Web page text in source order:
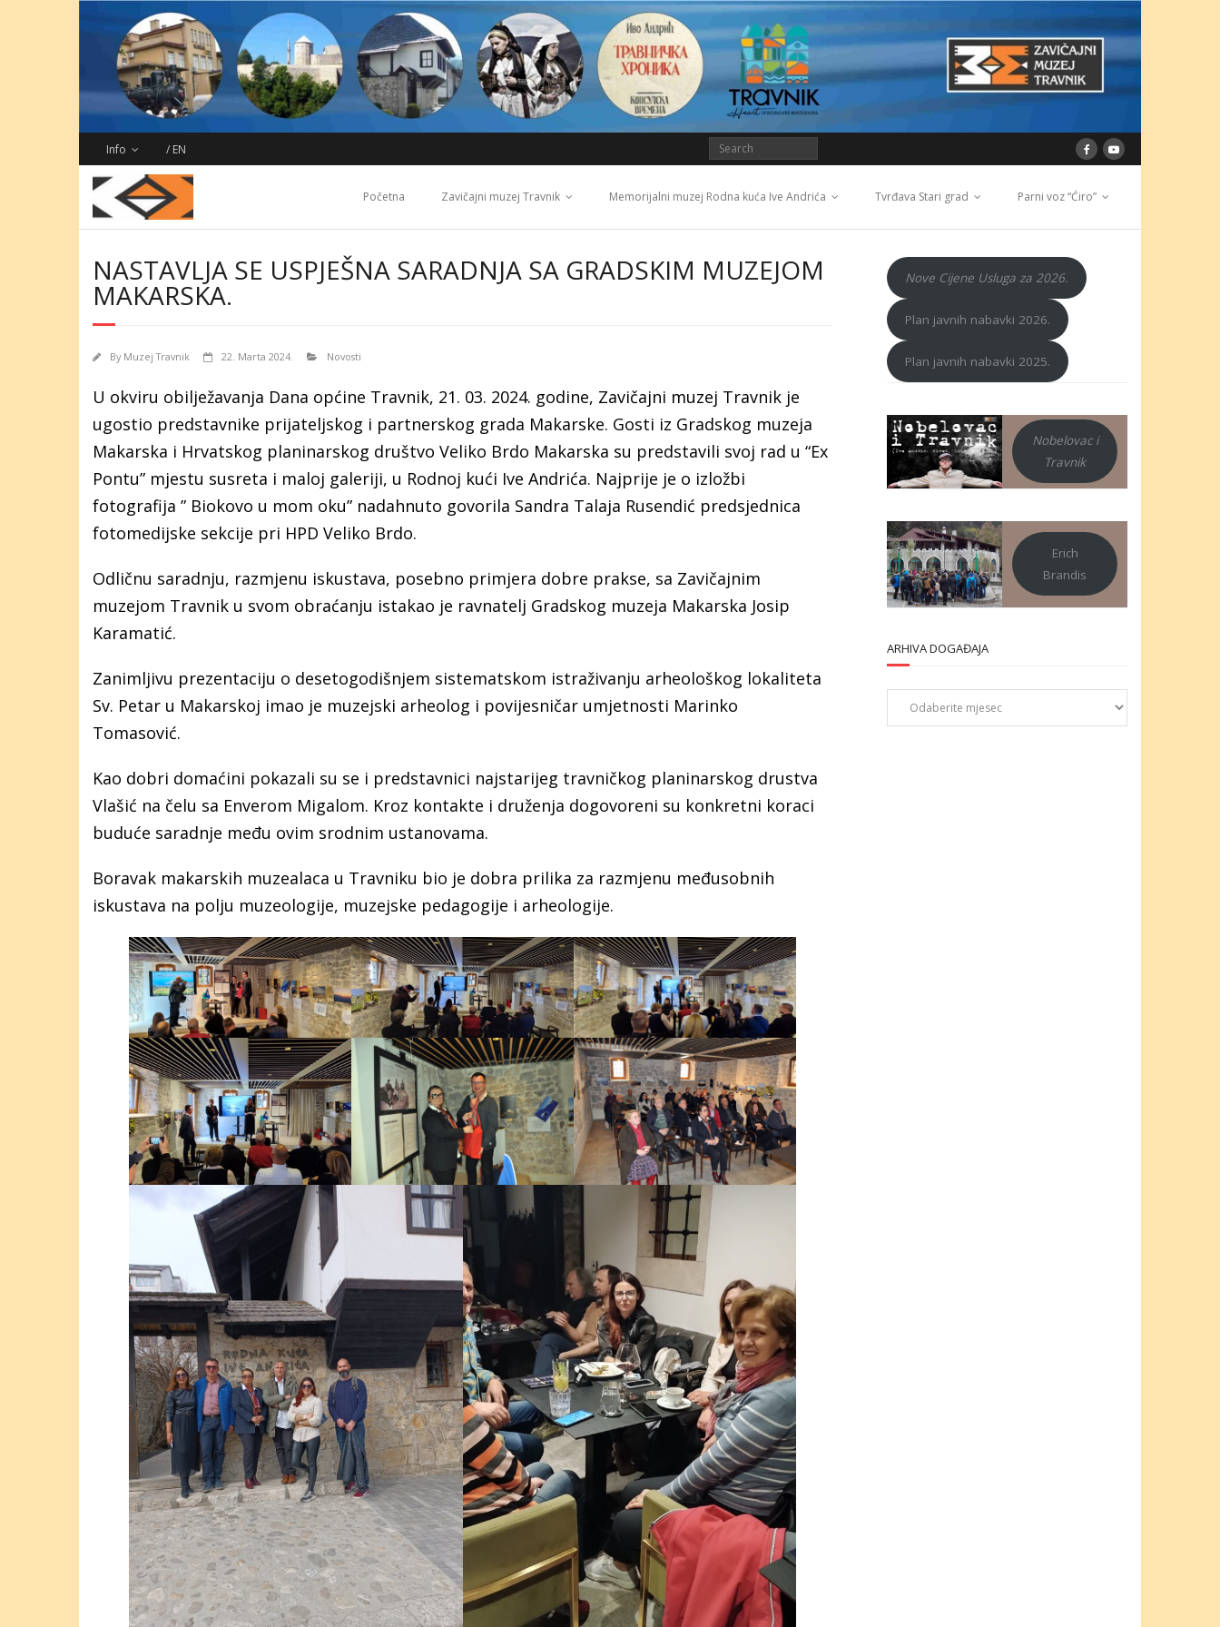
Info / EN
Početna Zavičajni muzej Travnik Memorijalni muzej Rodna kuća Ive Andrića Tvrđava Stari grad Parni voz “Ćiro”
NASTAVLJA SE USPJEŠNA SARADNJA SA GRADSKIM MUZEJOM
MAKARSKA.
By Muzej Travnik 22. Marta 2024. Novosti
U okviru obilježavanja Dana općine Travnik, 21. 03. 2024. godine, Zavičajni muzej Travnik je
ugostio predstavnike prijateljskog i partnerskog grada Makarske. Gosti iz Gradskog muzeja
Makarska i Hrvatskog planinarskog društvo Veliko Brdo Makarska su predstavili svoj rad u “Ex
Pontu” mjestu susreta i maloj galeriji, u Rodnoj kući Ive Andrića. Najprije je o izložbi
fotografija ” Biokovo u mom oku” nadahnuto govorila Sandra Talaja Rusendić predsjednica
fotomedijske sekcije pri HPD Veliko Brdo.
Odličnu saradnju, razmjenu iskustava, posebno primjera dobre prakse, sa Zavičajnim
muzejom Travnik u svom obraćanju istakao je ravnatelj Gradskog muzeja Makarska Josip
Karamatić.
Zanimljivu prezentaciju o desetogodišnjem sistematskom istraživanju arheološkog lokaliteta
Sv. Petar u Makarskoj imao je muzejski arheolog i povijesničar umjetnosti Marinko
Tomasović.
Kao dobri domaćini pokazali su se i predstavnici najstarijeg travničkog planinarskog drustva
Vlašić na čelu sa Enverom Migalom. Kroz kontakte i druženja dogovoreni su konkretni koraci
buduće saradnje među ovim srodnim ustanovama.
Boravak makarskih muzealaca u Travniku bio je dobra prilika za razmjenu međusobnih
iskustava na polju muzeologije, muzejske pedagogije i arheologije.
Nove Cijene Usluga za 2026.
Plan javnih nabavki 2026.
Plan javnih nabavki 2025.
Nobelovac i
Travnik
Erich
Brandis
ARHIVA DOGAĐAJA
Arhiva
događaja